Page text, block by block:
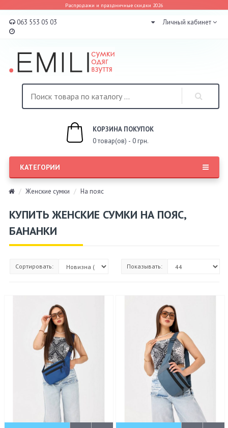
Распродажи и праздничные скидки 2026
063 553 05 03 Личный кабинет
КОРЗИНА ПОКУПОК
0 товар(ов) - 0 грн.
КАТЕГОРИИ
Женские сумки На пояс
КУПИТЬ ЖЕНСКИЕ СУМКИ НА ПОЯС,
БАНАНКИ
Сортировать: Показывать: